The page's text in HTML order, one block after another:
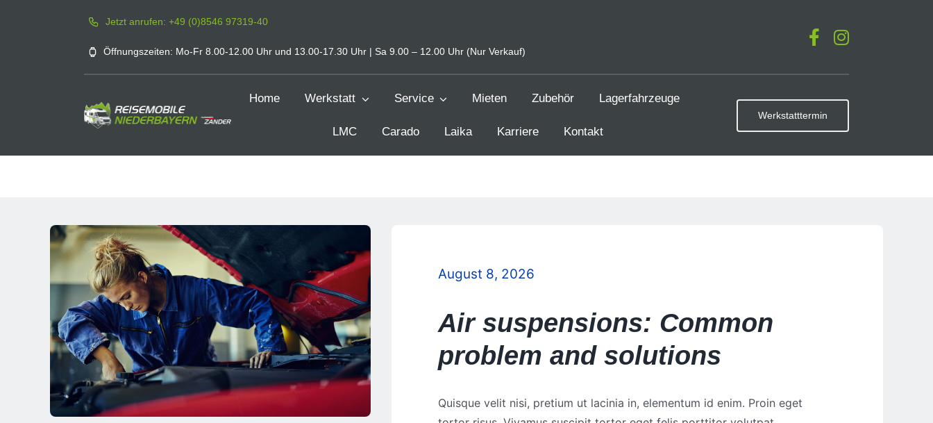
Jetzt anrufen: +49 (0)8546 97319-40
Öffnungszeiten: Mo-Fr 8.00-12.00 Uhr und 13.00-17.30 Uhr | Sa 9.00 – 12.00 Uhr (Nur Verkauf)
Home Werkstatt Service Mieten Zubehör Lagerfahrzeuge
LMC Carado Laika Karriere Kontakt
Werkstatttermin
August 8, 2026
Air suspensions: Common
problem and solutions
Quisque velit nisi, pretium ut lacinia in, elementum id enim. Proin eget